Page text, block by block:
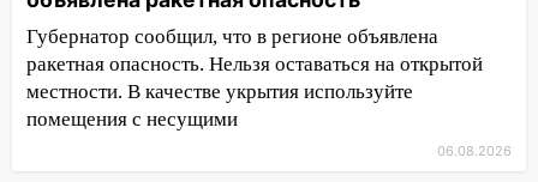
14:26 В Ульяновске ограничат движение
по улице Ефремова
14:23 67% ульяновцев готовы
передумать увольняться, если им
Губернатор сообщил, что в регионе объявлена
ракетная опасность. Нельзя оставаться на открытой
местности. В качестве укрытия используйте
помещения с несущими
06.08.2026